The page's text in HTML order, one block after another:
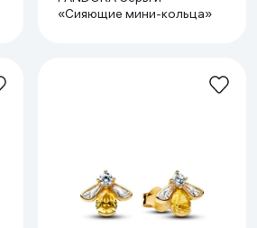
«Сияющие мини-кольца»